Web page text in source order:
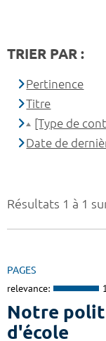
Résultats 1 à 1
PAGES
relevance:
Notre
d'école
TRIER PAR :
Pertinence
Titre
[Type de
Date de